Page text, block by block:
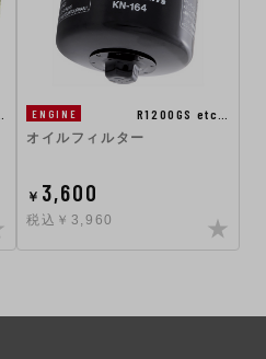
ENGINE
R1200GS etc…
オイルフィルター
￥ 3,600
税込￥3,960